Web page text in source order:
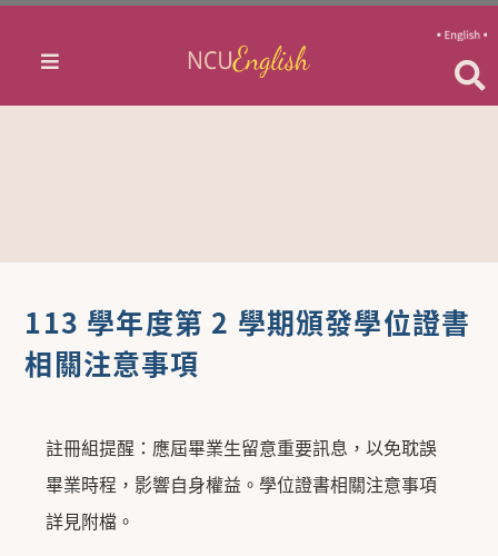
113 學年度第 2 學期頒發學位證書
相關注意事項
註冊組提醒：應屆畢業生留意重要訊息，以免耽誤
畢業時程，影響自身權益。學位證書相關注意事項
詳見附檔。